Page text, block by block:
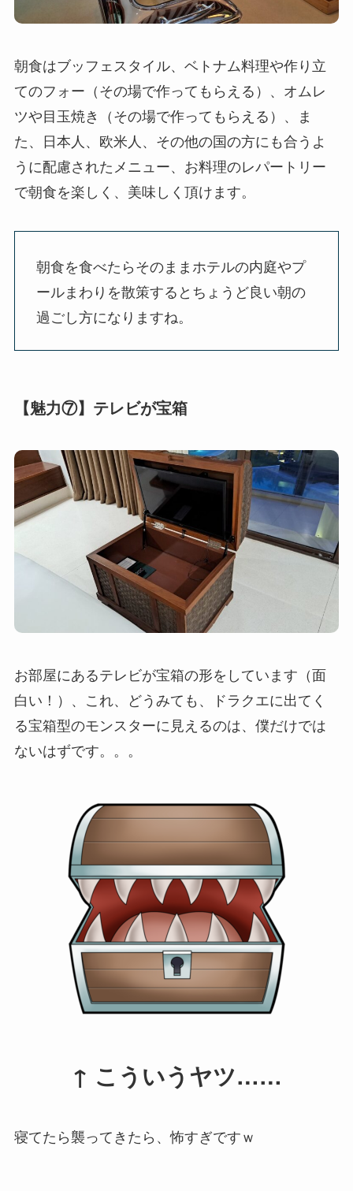
朝食はブッフェスタイル、ベトナム料理や作り立
てのフォー（その場で作ってもらえる）、オムレ
ツや目玉焼き（その場で作ってもらえる）、ま
た、日本人、欧米人、その他の国の方にも合うよ
うに配慮されたメニュー、お料理のレパートリー
で朝食を楽しく、美味しく頂けます。
朝食を食べたらそのままホテルの内庭やプ
ールまわりを散策するとちょうど良い朝の
過ごし方になりますね。
【魅力⑦】テレビが宝箱
お部屋にあるテレビが宝箱の形をしています（面
白い！）、これ、どうみても、ドラクエに出てく
る宝箱型のモンスターに見えるのは、僕だけでは
ないはずです。。。
↑ こういうヤツ……
寝てたら襲ってきたら、怖すぎですｗ